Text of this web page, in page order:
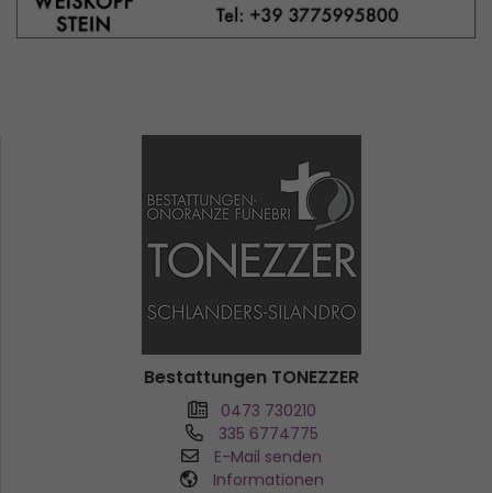
Bestattungen TONEZZER
0473 730210
335 6774775
E-Mail senden
Informationen